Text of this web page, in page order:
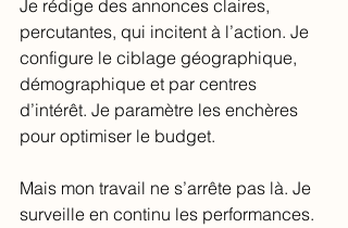
Je rédige des annonces claires,
percutantes, qui incitent à l’action. Je
configure le ciblage géographique,
démographique et par centres
d’intérêt. Je paramètre les enchères
pour optimiser le budget.
Mais mon travail ne s’arrête pas là. Je
surveille en continu les performances.